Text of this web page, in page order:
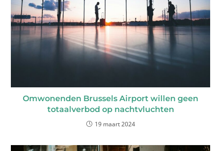
Omwonenden Brussels Airport willen geen
totaalverbod op nachtvluchten
19 maart 2024